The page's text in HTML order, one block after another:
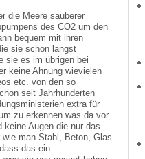
die Meere sauberer
des CO2 um den
bequem mit ihren
sie schon längst
sie es im übrigen bei
keine Ahnung wievielen
etc. von den so
seit Jahrhunderten
extra für
zu erkennen was da vor
Augen die nur das
man Stahl, Beton, Glas
das ein